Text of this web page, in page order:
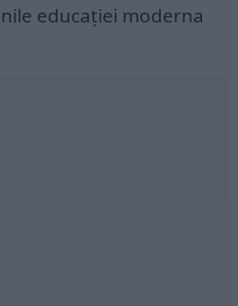
educației moderna